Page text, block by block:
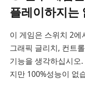
플레이하지는
이 게임은 스위치 2에
그래픽 글리치, 컨트
기능을 생각하십시오
지만 100%성능이 없